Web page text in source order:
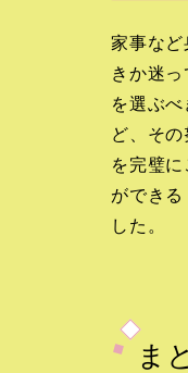
家事な
きか迷
を選ぶ
ど、そ
を完璧
ができ
した。
ま